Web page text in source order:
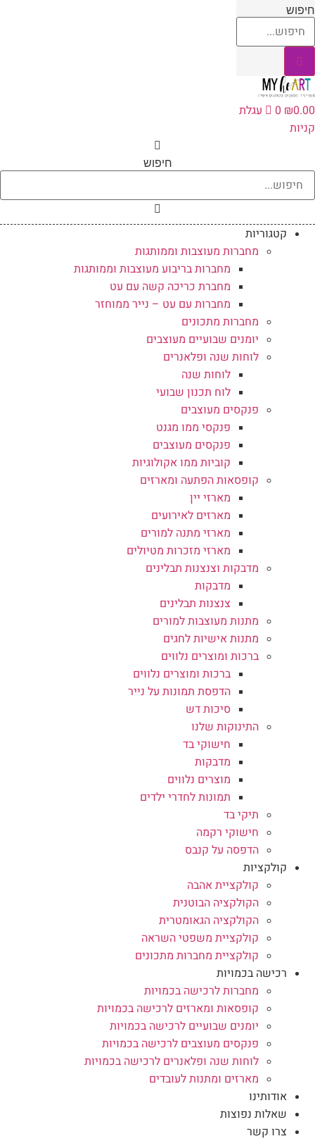
₪
0
עגלת
חיפוש
קטגוריות
מחברות מעוצבות וממותגות
מחברות בריבוע מעוצבות וממותגות
מחברת כריכה קשה עם עט
מחברות עם עט – נייר ממוחזר
מחברות מתכונים
יומנים שבועיים מעוצבים
לוחות שנה ופלאנרים
לוחות שנה
לוח תכנון שבועי
פנקסים מעוצבים
פנקסי ממו מגנט
פנקסים מעוצבים
קוביות ממו אקולוגיות
קופסאות הפתעה ומארזים
מארזי יין
מארזים לאירועים
מארזי מתנה למורים
מארזי מזכרות מטיולים
מדבקות וצנצנות תבלינים
מדבקות
צנצנות תבלינים
מתנות מעוצבות למורים
מתנות אישיות לחגים
ברכות ומוצרים נלווים
ברכות ומוצרים נלווים
הדפסת תמונות על נייר
סיכות דש
התינוקות שלנו
חישוקי בד
מדבקות
מוצרים נלווים
תמונות לחדרי ילדים
תיקי בד
חישוקי רקמה
הדפסה על קנבס
קולקציות
קולקציית אהבה
הקולקציה הבוטנית
הקולקציה הגאומטרית
קולקציית משפטי השראה
קולקציית מחברות מתכונים
רכישה בכמויות
מחברות לרכישה בכמויות
קופסאות ומארזים לרכישה בכמויות
יומנים שבועיים לרכישה בכמויות
פנקסים מעוצבים לרכישה בכמויות
לוחות שנה ופלאנרים לרכישה בכמויות
מארזים ומתנות לעובדים
אודותינו
שאלות נפוצות
צרו קשר